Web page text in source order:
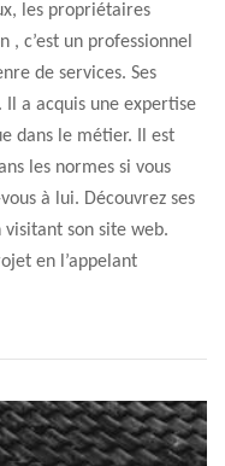
les propriétaires
, c’est un professionnel
de services. Ses
a acquis une expertise
dans le métier. Il est
les normes si vous
à lui. Découvrez ses
son site web.
en l’appelant